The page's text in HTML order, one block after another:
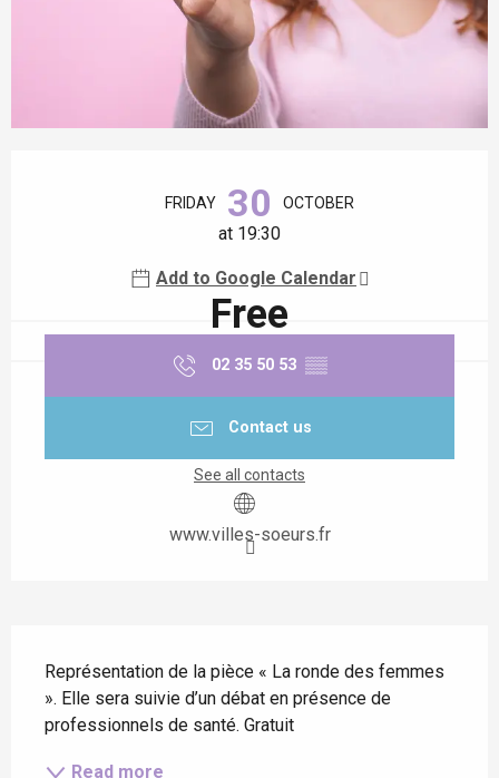
FRIDAY 30 OCTOBER
at 19:30
Add to Google Calendar
Free
02 35 50 53 ▒▒
Contact us
See all contacts
www.villes-soeurs.fr
Représentation de la pièce « La ronde des femmes
». Elle sera suivie d’un débat en présence de
professionnels de santé. Gratuit
Read more